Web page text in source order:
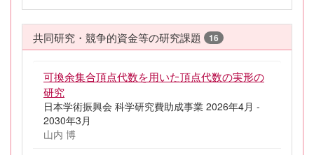
共同研究・競争的資金等の研究課題 16
可換余集合頂点代数を用いた頂点代数の実形の
研究
日本学術振興会 科学研究費助成事業 2026年4月 -
2030年3月
山内 博